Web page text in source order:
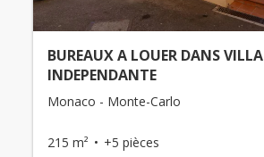
BUREAUX A LOUER DANS VILLA
INDEPENDANTE
Monaco - Monte-Carlo
215 m² +5 pièces